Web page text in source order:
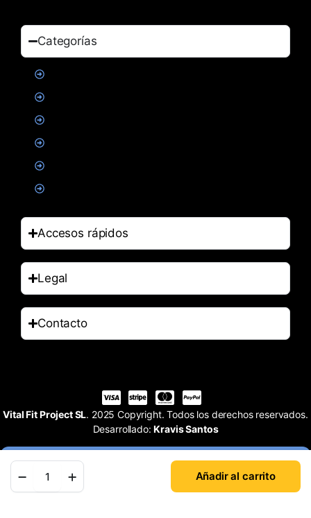
Añadir al carrito
Categorías
Accesos rápidos
Legal
Contacto
Vital Fit Project SL. 2025 Copyright. Todos los derechos reservados.
Desarrollado:Kravis Santos
Tienda Cuenta